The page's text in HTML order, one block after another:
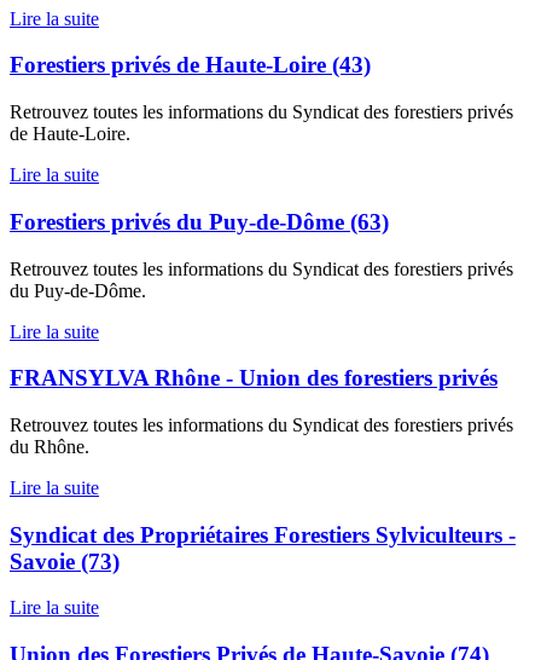
Lire la suite
Forestiers privés de Haute-Loire (43)
Retrouvez toutes les informations du Syndicat des forestiers privés
de Haute-Loire.
Lire la suite
Forestiers privés du Puy-de-Dôme (63)
Retrouvez toutes les informations du Syndicat des forestiers privés
du Puy-de-Dôme.
Lire la suite
FRANSYLVA Rhône - Union des forestiers privés
Retrouvez toutes les informations du Syndicat des forestiers privés
du Rhône.
Lire la suite
Syndicat des Propriétaires Forestiers Sylviculteurs -
Savoie (73)
Lire la suite
Union des Forestiers Privés de Haute-Savoie (74)